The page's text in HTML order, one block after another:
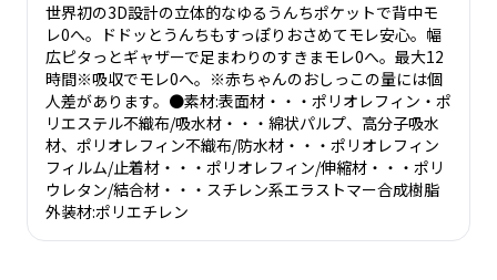
世界初の3D設計の立体的なゆるうんちポケットで背中モ
レ0へ。ドドッとうんちもすっぽりおさめてモレ安心。幅
広ピタっとギャザーで足まわりのすきまモレ0へ。最大12
時間※吸収でモレ0へ。※赤ちゃんのおしっこの量には個
人差があります。●素材:表面材・・・ポリオレフィン・ポ
リエステル不織布/吸水材・・・綿状パルプ、高分子吸水
材、ポリオレフィン不織布/防水材・・・ポリオレフィン
フィルム/止着材・・・ポリオレフィン/伸縮材・・・ポリ
ウレタン/結合材・・・スチレン系エラストマー合成樹脂
外装材:ポリエチレン